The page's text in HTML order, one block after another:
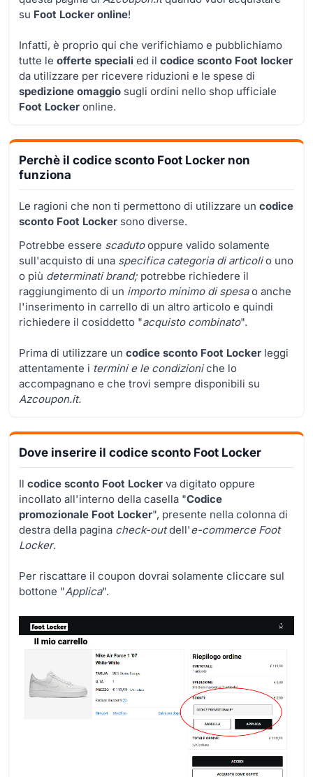
su Foot Locker online!
Infatti, è proprio qui che verifichiamo e pubblichiamo
tutte le offerte speciali ed il codice sconto Foot locker
da utilizzare per ricevere riduzioni e le spese di
spedizione omaggio sugli ordini nello shop ufficiale
Foot Locker online.
Perchè il codice sconto Foot Locker non
funziona
Le ragioni che non ti permettono di utilizzare un codice
sconto Foot Locker sono diverse.
Potrebbe essere scadutooppure valido solamente
sull'acquisto di una specifica categoria di articolio uno
o più determinati brand; potrebbe richiedere il
raggiungimento di un importo minimo di spesao anche
l'inserimento in carrello di un altro articolo e quindi
richiedere il cosiddetto "acquisto combinato".
Prima di utilizzare un codice sconto Foot Locker leggi
attentamente i termini e le condizioniche lo
accompagnano e che trovi sempre disponibili su
Azcoupon.it.
Dove inserire il codice sconto Foot Locker
Il codice sconto Foot Locker va digitato oppure
incollato all'interno della casella "Codice
promozionale Foot Locker", presente nella colonna di
destra della pagina check-outdell'e-commerce Foot
Locker.
Per riscattare il coupon dovrai solamente cliccare sul
bottone "Applica".